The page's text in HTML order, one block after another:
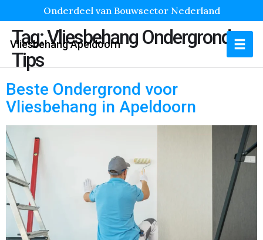
Onderdeel van Bouwsector Nederland
Vliesbehang Apeldoorn
Tag:Vliesbehang Ondergrond
Tips
Beste Ondergrond voor
Vliesbehang in Apeldoorn